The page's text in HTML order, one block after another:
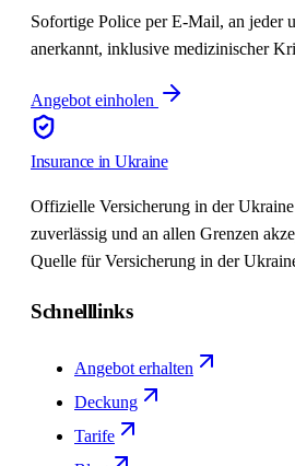
Sofortige Police per E-Mail, an jeder
anerkannt, inklusive medizinischer
Angebot einholen
Insurance in Ukraine
Offizielle Versicherung in der
zuverlässig und an allen Grenzen
Quelle für Versicherung in der
Schnelllinks
Angebot erhalten
Deckung
Tarife